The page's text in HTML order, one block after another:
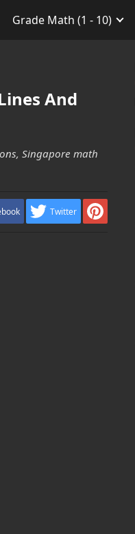
Grade Math (1 - 10)
And
Singapore math
Twitter